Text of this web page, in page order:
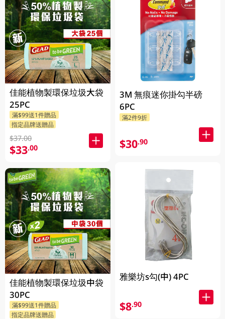
佳能植物製環保垃圾大袋
25PC
滿$99送1件贈品
指定品牌送贈品
$37.00
$33.00
佳能植物製環保垃圾中袋
30PC
滿$99送1件贈品
指定品牌送贈品
3M 無痕迷你掛勾半磅
6PC
滿2件9折
$30.90
雅樂坊s勾(中) 4PC
$8.90